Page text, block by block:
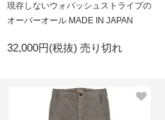
現存しないウォバッシュストライプの
オーバーオール MADE IN JAPAN
32,000円(税抜) 売り切れ